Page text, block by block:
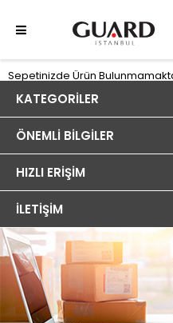
Sepetinizde Ürün
KATEGORILER
ÖNEMLI BILGILER
HIZLI ERIŞIM
İLETIŞIM